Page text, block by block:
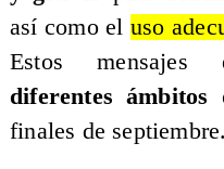
así como el uso
Estos mensajes
diferentes
finales de septiembre.